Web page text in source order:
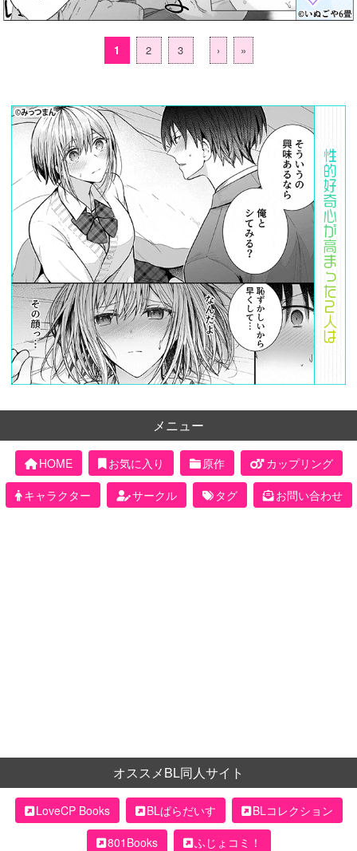
1 2 3 › »
メニュー
HOME お気に入り 原作
カップリング
キャラクター
サークル タグ お問い合わせ
オススメBL同人サイト
LoveCP Books BLぱらだいす
BLコレクション
801Books
ふじょコミ！